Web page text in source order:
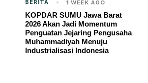
BERITA 1 WEEK AGO
KOPDAR SUMU Jawa Barat
2026 Akan Jadi Momentum
Penguatan Jejaring Pengusaha
Muhammadiyah Menuju
Industrialisasi Indonesia